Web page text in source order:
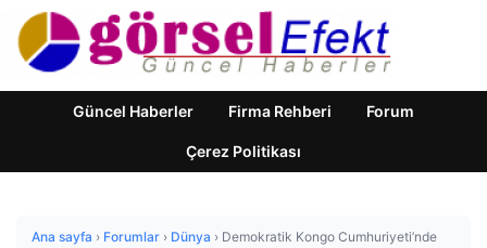
Güncel Haberler Firma Rehberi Forum
Çerez Politikası
Ana sayfa › Forumlar › Dünya › Demokratik Kongo Cumhuriyeti’nde